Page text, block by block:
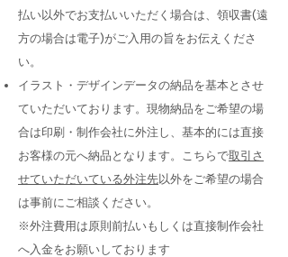
払い以外でお支払いいただく場合は、領収書(遠
方の場合は電子)がご入用の旨をお伝えくださ
い。
イラスト・デザインデータの納品を基本とさせ
ていただいております。現物納品をご希望の場
合は印刷・制作会社に外注し、基本的には直接
お客様の元へ納品となります。こちらで取引さ
せていただいている外注先以外をご希望の場合
は事前にご相談ください。​
​※外注費用は原則前払いもしくは直接制作会社
へ入金をお願いしております